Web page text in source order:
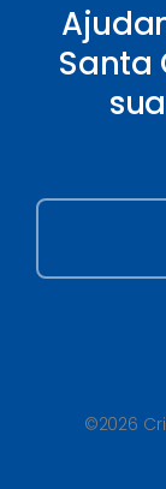
Santa
©2026